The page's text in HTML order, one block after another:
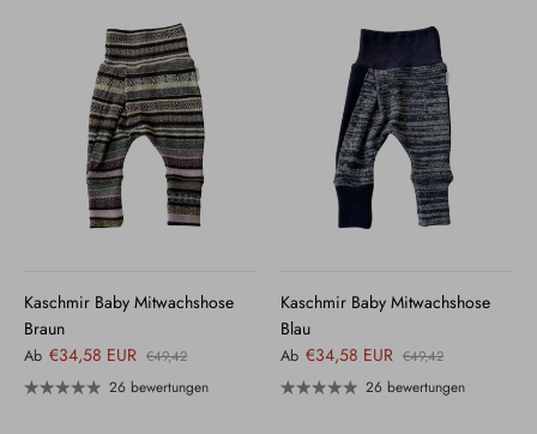
Kaschmir Baby Mitwachshose
Braun
Ab €34,58 EUR €49,42
26 bewertungen
Kaschmir Baby Mitwachshose
Blau
Ab €34,58 EUR €49,42
26 bewertungen